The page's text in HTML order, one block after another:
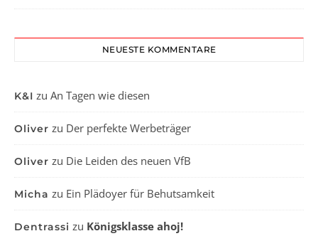
NEUESTE KOMMENTARE
K&I zu An Tagen wie diesen
Oliver zu Der perfekte Werbeträger
Oliver zu Die Leiden des neuen VfB
Micha zu Ein Plädoyer für Behutsamkeit
Dentrassi zu Königsklasse ahoj!